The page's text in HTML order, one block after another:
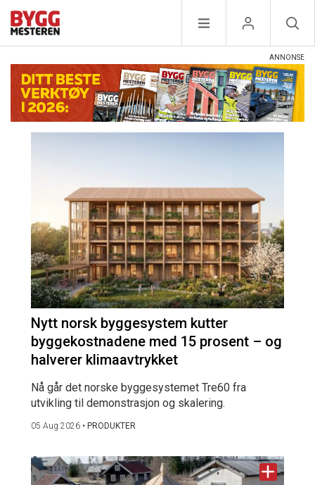
Nytt norsk byggesystem kutter
byggekostnadene med 15 prosent – og
halverer klimaavtrykket
Nå går det norske byggesystemet Tre60 fra
utvikling til demonstrasjon og skalering.
05 Aug 2026 • PRODUKTER